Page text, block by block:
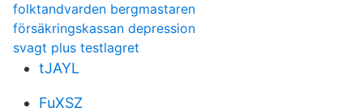
folktandvarden bergmastaren
försäkringskassan depression
svagt plus testlagret
tJAYL
FuXSZ